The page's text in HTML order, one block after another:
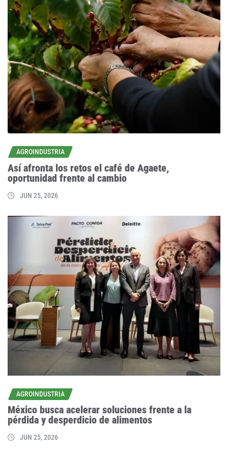
AGROINDUSTRIA
Así afronta los retos el café de Agaete,
oportunidad frente al cambio
JUN 25, 2026
AGROINDUSTRIA
México busca acelerar soluciones frente a la
pérdida y desperdicio de alimentos
JUN 25, 2026